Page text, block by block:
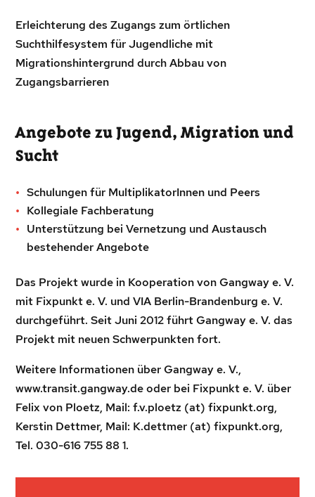
Erleichterung des Zugangs zum örtlichen
Suchthilfesystem für Jugendliche mit
Migrationshintergrund durch Abbau von
Zugangsbarrieren
Angebote zu Jugend, Migration und
Sucht
Schulungen für MultiplikatorInnen und Peers
Kollegiale Fachberatung
Unterstützung bei Vernetzung und Austausch
bestehender Angebote
Das Projekt wurde in Kooperation von Gangway e. V.
mit Fixpunkt e. V. und VIA Berlin-Brandenburg e. V.
durchgeführt. Seit Juni 2012 führt Gangway e. V. das
Projekt mit neuen Schwerpunkten fort.
Weitere Informationen über Gangway e. V.,
www.transit.gangway.de oder bei Fixpunkt e. V. über
Felix von Ploetz, Mail: f.v.ploetz (at) fixpunkt.org,
Kerstin Dettmer, Mail: K.dettmer (at) fixpunkt.org,
Tel. 030-616 755 88 1.